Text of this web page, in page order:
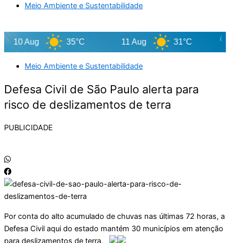
Meio Ambiente e Sustentabilidade
10 Aug 35°C 11 Aug 31°C 12
Meio Ambiente e Sustentabilidade
Defesa Civil de São Paulo alerta para
risco de deslizamentos de terra
PUBLICIDADE
Por conta do alto acumulado de chuvas nas últimas 72 horas, a
Defesa Civil aqui do estado mantém 30 municípios em atenção
para deslizamentos de terra.